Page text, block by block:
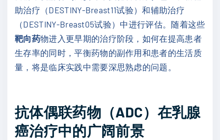
助治疗（DESTINY-Breast11试验）和辅助治疗
（DESTINY-Breast05试验）中进行评估。随着这些
靶向药物进入更早期的治疗阶段，如何在提高患者
生存率的同时，平衡药物的副作用和患者的生活质
量，将是临床实践中需要深思熟虑的问题。
抗体偶联药物（ADC）在乳腺
癌治疗中的广阔前景